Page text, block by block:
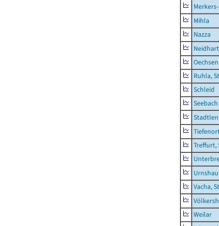
Mihla
Nazza
Oechsen
Ruhla,
Schleid
Seebach
Treffurt,
Vacha,
Weilar